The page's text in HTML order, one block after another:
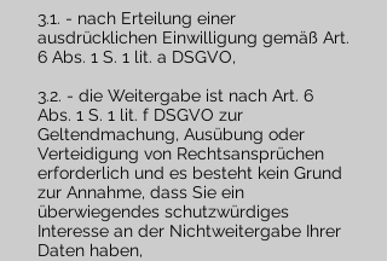
3.1. - nach Erteilung einer
ausdrücklichen Einwilligung gemäß Art.
6 Abs. 1 S. 1 lit. a DSGVO,
3.2. - die Weitergabe ist nach Art. 6
Abs. 1 S. 1 lit. f DSGVO zur
Geltendmachung, Ausübung oder
Verteidigung von Rechtsansprüchen
erforderlich und es besteht kein Grund
zur Annahme, dass Sie ein
überwiegendes schutzwürdiges
Interesse an der Nichtweitergabe Ihrer
Daten haben,